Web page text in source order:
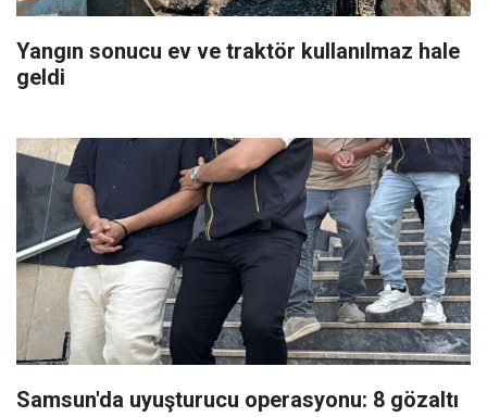
Yangın sonucu ev ve traktör kullanılmaz hale
geldi
Samsun'da uyuşturucu operasyonu: 8 gözaltı